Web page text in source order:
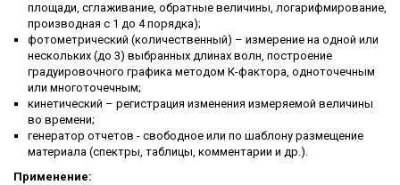
площади, сглаживание, обратные величины, логарифмирование,
производная с 1 до 4 порядка);
фотометрический (количественный) – измерение на одной или
нескольких (до 3) выбранных длинах волн, построение
градуировочного графика методом К-фактора, одноточечным
или многоточечным;
кинетический – регистрация изменения измеряемой величины
во времени;
генератор отчетов - свободное или по шаблону размещение
материала (спектры, таблицы, комментарии и др.).
Применение: